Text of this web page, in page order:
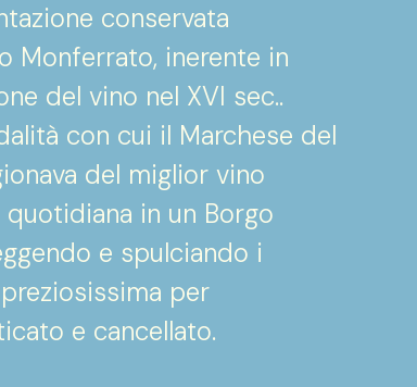
conservata
Monferrato, inerente in
del vino nel XVI sec..
con cui il Marchese del
del miglior vino
in un Borgo
e spulciando i
per
e cancellato.